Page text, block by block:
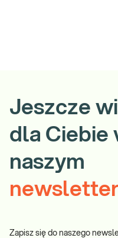
Jeszcze
dla Ciebie
naszym
Zapisz się do naszego